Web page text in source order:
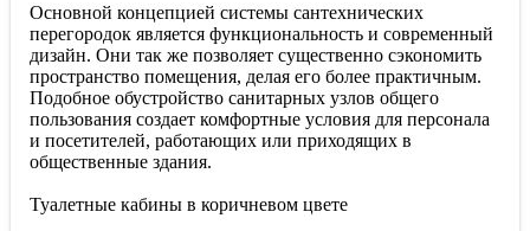
Основной концепцией системы сантехнических
перегородок является функциональность и современный
дизайн. Они так же позволяет существенно сэкономить
пространство помещения, делая его более практичным.
Подобное обустройство санитарных узлов общего
пользования создает комфортные условия для персонала
и посетителей, работающих или приходящих в
общественные здания.
Туалетные кабины в коричневом цвете